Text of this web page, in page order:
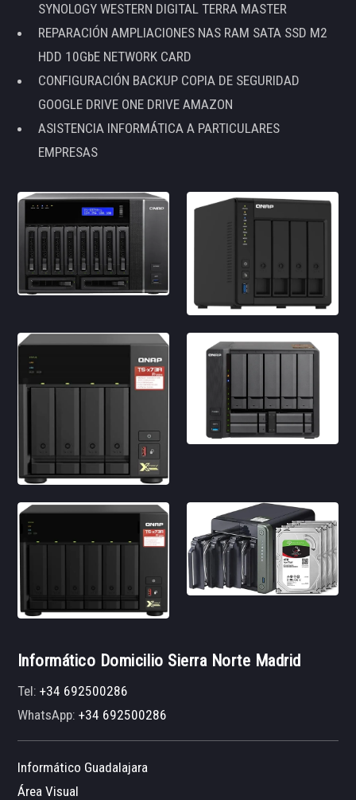
SYNOLOGY WESTERN DIGITAL TERRA MASTER
REPARACIÓN AMPLIACIONES NAS RAM SATA SSD M2
HDD 10GbE NETWORK CARD
CONFIGURACIÓN BACKUP COPIA DE SEGURIDAD
GOOGLE DRIVE ONE DRIVE AMAZON
ASISTENCIA INFORMÁTICA A PARTICULARES
EMPRESAS
Informático Domicilio Sierra Norte Madrid
Tel:+34 692500286
WhatsApp:+34 692500286
Informático Guadalajara
Área Visual